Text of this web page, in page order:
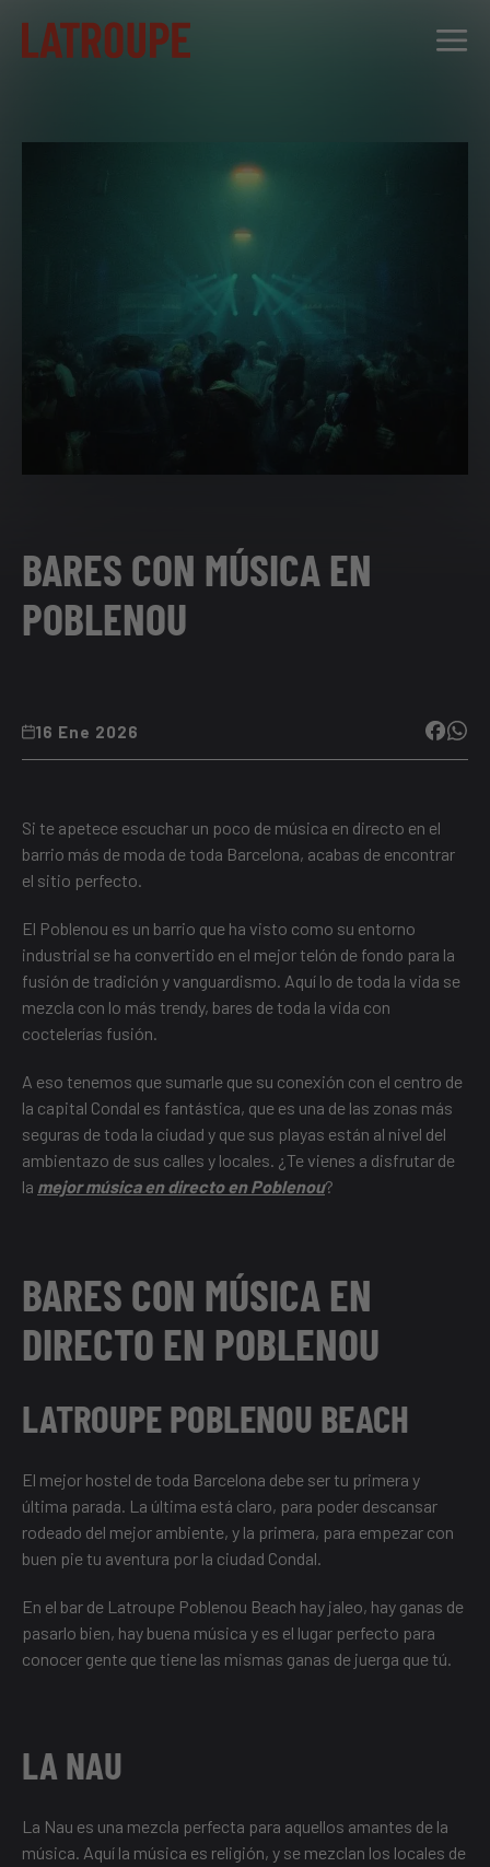
DESTINOS
CITY STORIES
EVENTOS
GRUPOS
BARES CON MÚSICA EN
POBLENOU
16 Ene 2026
Si te apetece escuchar un poco de música en directo en el
barrio más de moda de toda Barcelona, acabas de encontrar
el sitio perfecto.
El Poblenou es un barrio que ha visto como su entorno
industrial se ha convertido en el mejor telón de fondo para la
fusión de tradición y vanguardismo. Aquí lo de toda la vida se
mezcla con lo más trendy, bares de toda la vida con
coctelerías fusión.
A eso tenemos que sumarle que su conexión con el centro de
la capital Condal es fantástica, que es una de las zonas más
seguras de toda la ciudad y que sus playas están al nivel del
ambientazo de sus calles y locales. ¿Te vienes a disfrutar de
la mejor música en directo en Poblenou?
BARES CON MÚSICA EN
DIRECTO EN POBLENOU
LATROUPE POBLENOU BEACH
El mejor hostel de toda Barcelona debe ser tu primera y
última parada. La última está claro, para poder descansar
rodeado del mejor ambiente, y la primera, para empezar con
buen pie tu aventura por la ciudad Condal.
En el bar de Latroupe Poblenou Beach hay jaleo, hay ganas de
pasarlo bien, hay buena música y es el lugar perfecto para
conocer gente que tiene las mismas ganas de juerga que tú.
LA NAU
La Nau es una mezcla perfecta para aquellos amantes de la
música. Aquí la música es religión, y se mezclan los locales de